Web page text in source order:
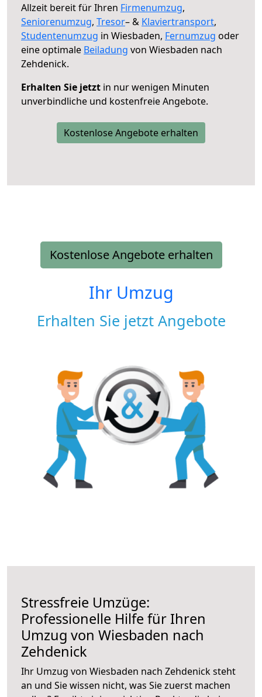
Allzeit bereit für Ihren Firmenumzug,
Seniorenumzug, Tresor– & Klaviertransport,
Studentenumzug in Wiesbaden, Fernumzug oder
eine optimale Beiladung von Wiesbaden nach
Zehdenick.
Erhalten Sie jetzt in nur wenigen Minuten
unverbindliche und kostenfreie Angebote.
Kostenlose Angebote erhalten
Kostenlose Angebote erhalten
Ihr Umzug
Erhalten Sie jetzt Angebote
Stressfreie Umzüge:
Professionelle Hilfe für Ihren
Umzug von Wiesbaden nach
Zehdenick
Ihr Umzug von Wiesbaden nach Zehdenick steht
an und Sie wissen nicht, was Sie zuerst machen